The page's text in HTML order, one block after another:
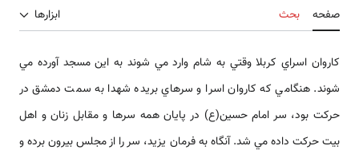
صفحه بحث ابزارها
كاروان اسراي كربلا وقتي به شام وارد مي شوند به اين مسجد آورده مي
شوند. هنگامي كه كاروان اسرا و سرهاي بريده شهدا به سمت دمشق در
حركت بود، سر امام حسين(ع) در پايان همه سرها و مقابل زنان و اهل
بيت حركت داده مي شد. آنگاه به فرمان يزيد، سر را از مجلس بيرون برده و